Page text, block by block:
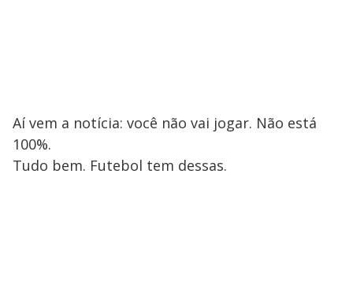
Aí vem a notícia: você não vai jogar. Não está
100%.
Tudo bem. Futebol tem dessas.